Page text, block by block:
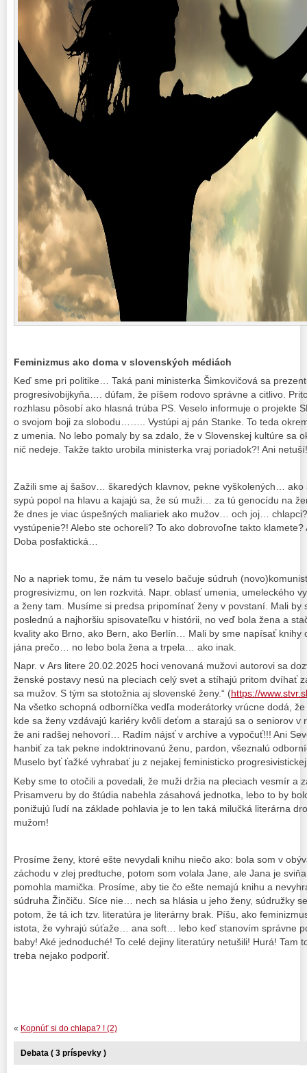
Feminizmus ako doma v slovenských médiách
Keď sme pri politike… Taká pani ministerka Šimkovičová sa
progresivobijkyňa…. dúfam, že píšem rodovo správne a citlivo.
rozhlasu pôsobí ako hlasná trúba PS. Veselo informuje o projekte
o svojom boji za slobodu…….. Vystúpi aj pán Stanke. To teda
z umenia. No lebo pomaly by sa zdalo, že v Slovenskej kultúre sa
nič nedeje. Takže takto urobila ministerka vraj poriadok?! Ani netuší!
Zažili sme aj šašov… škaredých klavnov, pekne vyškolených… ako
sypú popol na hlavu a kajajú sa, že sú muži… za tú genocídu na
že dnes je viac úspešných maliariek ako mužov… och joj…
vystúpenie?! Alebo ste ochoreli? To ako dobrovoľne takto
Doba posfaktická…
No a napriek tomu, že nám tu veselo bačuje súdruh
progresivizmu, on len rozkvitá. Napr. oblasť umenia, umeleckého
a ženy tam. Musíme si predsa pripomínať ženy v povstaní. Mali by
poslednú a najhoršiu spisovateľku v histórii, no veď bola žena a
kvality ako Brno, ako Bern, ako Berlín… Mali by sme napísať
jána prečo… no lebo bola žena a trpela… ako inak.
Napr. v Ars litere 20.02.2025 hoci venovaná mužovi autorovi sa
ženské postavy nesú na pleciach celý svet a stíhajú pritom dvíhať
sa mužov. S tým sa stotožnia aj slovenské ženy.“ (https://
Na všetko schopná odborníčka vedľa moderátorky vrúcne dodá,
kde sa ženy vzdávajú kariéry kvôli deťom a starajú sa o seniorov v
že ani radšej nehovorí… Radím nájsť v archíve a vypočuť!!! Ani
hanbiť za tak pekne indoktrinovanú ženu, pardon, všeznalú
Muselo byť ťažké vyhrabať ju z nejakej feministicko
Keby sme to otočili a povedali, že muži držia na pleciach vesmír a
Prisamveru by do štúdia nabehla zásahová jednotka, lebo to by
ponižujú ľudí na základe pohlavia je to len taká milučká literárna
mužom!
Prosíme ženy, ktoré ešte nevydali knihu niečo ako: bola som v
záchodu v zlej predtuche, potom som volala Jane, ale Jana je
pomohla mamička. Prosíme, aby tie čo ešte nemajú knihu a
súdruha Žinčiču. Síce nie… nech sa hlásia u jeho ženy, súdružky
potom, že tá ich tzv. literatúra je literárny brak. Píšu, ako
istota, že vyhrajú súťaže… ana soft… lebo keď stanovím správne
baby! Aké jednoduché! To celé dejiny literatúry netušili! Hurá! Tam
treba nejako podporiť.
« Kopnúť si do chlapa? ! (2)
Debata ( 3 príspevky )